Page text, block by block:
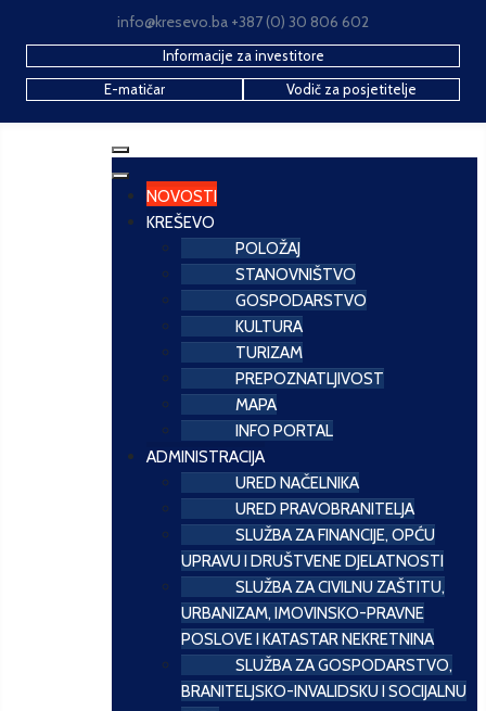
info@kresevo.ba +387 (0) 30 806 602
Informacije za investitore
E-matičar
Vodič za posjetitelje
NOVOSTI
KREŠEVO
POLOŽAJ
STANOVNIŠTVO
GOSPODARSTVO
KULTURA
TURIZAM
PREPOZNATLJIVOST
MAPA
INFO PORTAL
ADMINISTRACIJA
URED NAČELNIKA
URED PRAVOBRANITELJA
SLUŽBA ZA FINANCIJE, OPĆU
UPRAVU I DRUŠTVENE DJELATNOSTI
SLUŽBA ZA CIVILNU ZAŠTITU,
URBANIZAM, IMOVINSKO-PRAVNE
POSLOVE I KATASTAR NEKRETNINA
SLUŽBA ZA GOSPODARSTVO,
BRANITELJSKO-INVALIDSKU I SOCIJALNU